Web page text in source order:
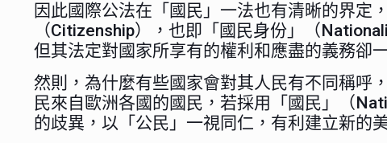
因此國際公法在「國民」一法也有清晰的界定
（Citizenship），也即「國民身份」（
但其法定對國家所享有的權利和應盡的義務卻
然則，為什麼有些國家會對其人民有不同稱呼
民來自歐洲各國的國民，若採用「國民」（
的歧異，以「公民」一視同仁，有利建立新的